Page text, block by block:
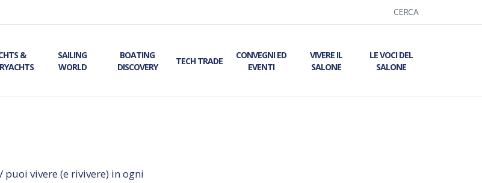
CERCA
&
SAILING
WORLD
BOATING
DISCOVERY
TECH TRADE
CONVEGNI ED
EVENTI
VIVERE IL
SALONE
LE VOCI DEL
SALONE
puoi vivere (e rivivere) in ogni